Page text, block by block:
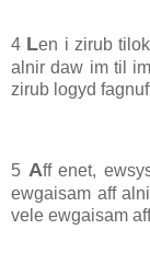
4 Len i zirub
alnir daw im til
zirub logyd
5 Aff enet,
ewgaisam aff
vele ewgaisam